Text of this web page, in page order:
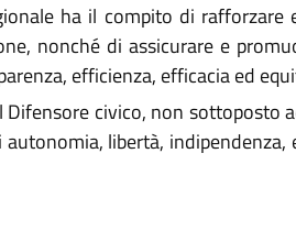
ha il compito di
nonché di assicurare e
efficienza, efficacia ed
Difensore civico, non
libertà,